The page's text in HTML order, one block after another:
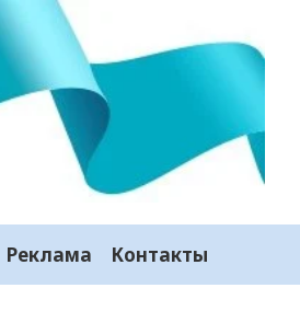
Реклама Контакты